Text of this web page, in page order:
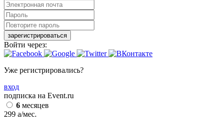
зарегистрироваться
Войти через:
Уже регистрировались?
вход
подписка на Event.ru
6 месяцев
299 a/мес.